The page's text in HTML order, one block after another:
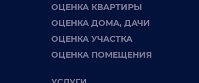
ОЦЕНКА КВАРТИРЫ
ОЦЕНКА ДОМА, ДАЧИ
ОЦЕНКА УЧАСТКА
ОЦЕНКА ПОМЕЩЕНИЯ